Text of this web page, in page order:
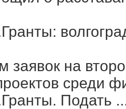
заявок на
среди
Подать